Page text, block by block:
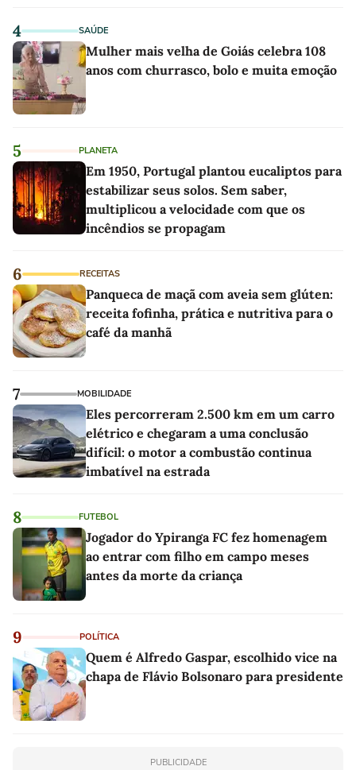
4 SAÚDE
Mulher mais velha de Goiás celebra 108
anos com churrasco, bolo e muita emoção
5 PLANETA
Em 1950, Portugal plantou eucaliptos para
estabilizar seus solos. Sem saber,
multiplicou a velocidade com que os
incêndios se propagam
6 RECEITAS
Panqueca de maçã com aveia sem glúten:
receita fofinha, prática e nutritiva para o
café da manhã
7 MOBILIDADE
Eles percorreram 2.500 km em um carro
elétrico e chegaram a uma conclusão
difícil: o motor a combustão continua
imbatível na estrada
8 FUTEBOL
Jogador do Ypiranga FC fez homenagem
ao entrar com filho em campo meses
antes da morte da criança
9 POLÍTICA
Quem é Alfredo Gaspar, escolhido vice na
chapa de Flávio Bolsonaro para presidente
PUBLICIDADE